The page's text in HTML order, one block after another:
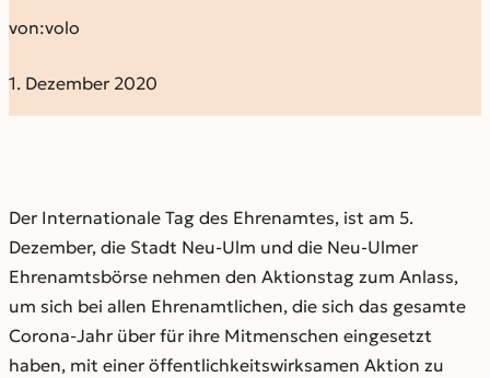
von:volo
1. Dezember 2020
Der Internationale Tag des Ehrenamtes, ist am 5.
Dezember, die Stadt Neu-Ulm und die Neu-Ulmer
Ehrenamtsbörse nehmen den Aktionstag zum Anlass,
um sich bei allen Ehrenamtlichen, die sich das gesamte
Corona-Jahr über für ihre Mitmenschen eingesetzt
haben, mit einer öffentlichkeitswirksamen Aktion zu